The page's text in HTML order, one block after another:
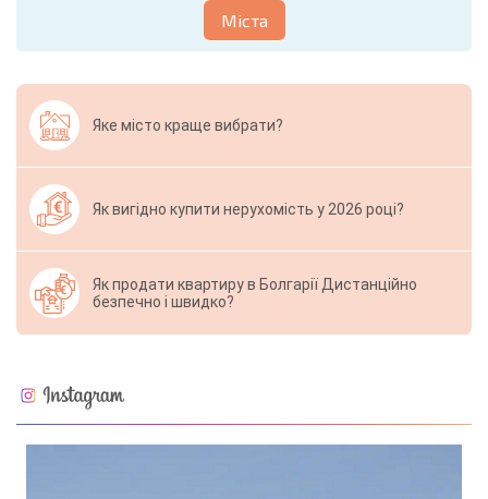
Міста
Яке місто краще вибрати?
Як вигідно купити нерухомість у 2026 році?
Як продати квартиру в Болгарії Дистанційно
безпечно і швидко?